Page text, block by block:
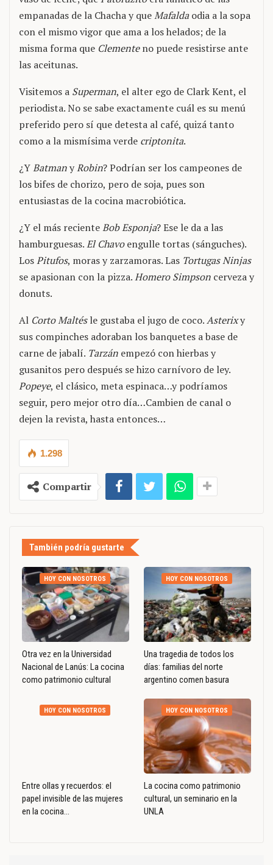
empanadas de la Chacha y queMafaldaodia a la sopa
con el mismo vigor que ama a los helados; de la
misma forma que Clementeno puede resistirse ante
las aceitunas.
Visitemos a Superman, el alter ego de Clark Kent, el
periodista. No se sabe exactamente cuál es su menú
preferido pero sí que detesta al café, quizá tanto
como a la mismísima verde criptonita.
¿YBatmanyRobin? Podrían ser los campeones de
los bifes de chorizo, pero de soja, pues son
entusiastas de la cocina macrobiótica.
¿Y el más recienteBob Esponja? Ese le da a las
hamburguesas.El Chavoengulle tortas (sánguches).
LosPitufos, moras y zarzamoras. Las Tortugas Ninjas
se apasionan con la pizza.Homero Simpson cerveza y
donuts.
Al Corto Maltésle gustaba el jugo de coco.Asterixy
sus compinches adoraban los banquetes a base de
carne de jabalí. Tarzán empezó con hierbas y
gusanitos pero después se hizo carnívoro de ley.
Popeye, el clásico, meta espinaca…y podríamos
seguir, pero mejor otro día…Cambien de canal o
dejen la revista, hasta entonces…
1.298
Compartir
También podría gustarte
HOY CON NOSOTROS
Otra vez en la Universidad
Nacional de Lanús: La cocina
como patrimonio cultural
HOY CON NOSOTROS
Una tragedia de todos los
días: familias del norte
argentino comen basura
HOY CON NOSOTROS
Entre ollas y recuerdos: el
papel invisible de las mujeres
en la cocina…
HOY CON NOSOTROS
La cocina como patrimonio
cultural, un seminario en la
UNLA